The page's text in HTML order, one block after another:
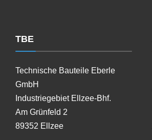
TBE
Technische Bauteile Eberle
GmbH
Industriegebiet Ellzee-Bhf.
Am Grünfeld 2
89352 Ellzee